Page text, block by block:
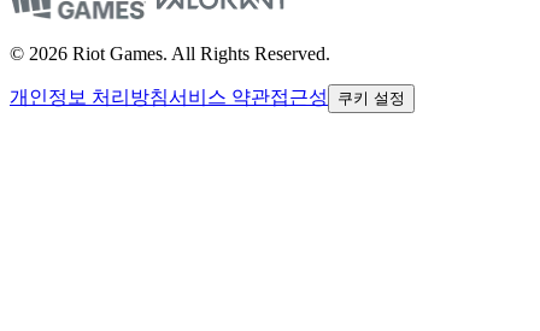
© 2026 Riot Games. All Rights Reserved.
개인정보 처리방침서비스 약관접근성 쿠키 설정